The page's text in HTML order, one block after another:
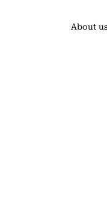
About